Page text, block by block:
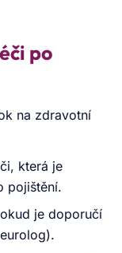
po
na zdravotní
která je
pojištění.
je doporučí